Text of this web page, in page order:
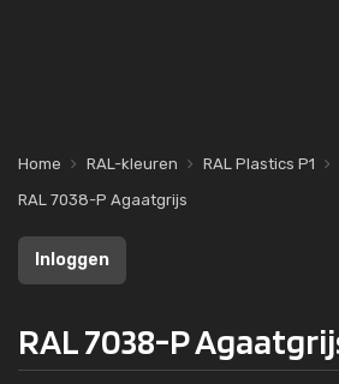
Home RAL-kleuren RAL Plastics P1
RAL 7038-P Agaatgrijs
Inloggen
RAL 7038-P